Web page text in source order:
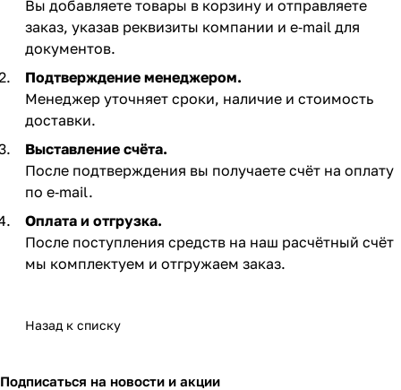
Вы добавляете товары в корзину и отправляете
заказ, указав реквизиты компании и e‑mail для
документов.
Подтверждение менеджером.
Менеджер уточняет сроки, наличие и стоимость
доставки.
Выставление счёта.
После подтверждения вы получаете счёт на оплату
по e‑mail. ​
Оплата и отгрузка.
После поступления средств на наш расчётный счёт
мы комплектуем и отгружаем заказ.​
Назад к списку
Подписаться на новости и акции